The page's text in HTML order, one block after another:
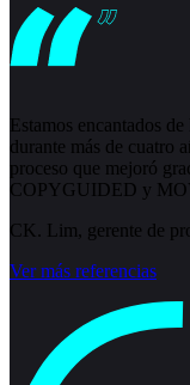
Estamos encantados
durante más de cuatro
proceso que mejoró
COPYGUIDED y
CK. Lim, gerente de
Ver más referencias